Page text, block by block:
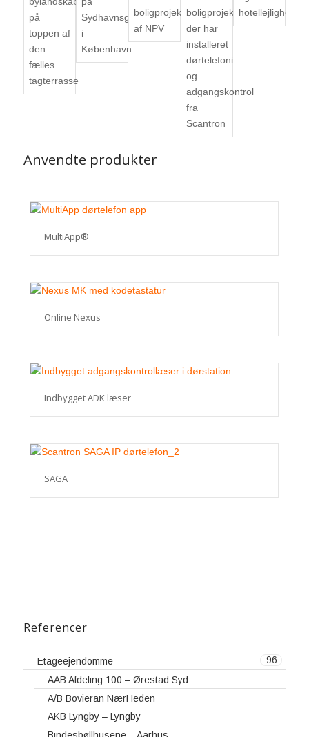
Anvendte produkter
MultiApp®
Online Nexus
Indbygget ADK læser
SAGA
Referencer
96
Etageejendomme
AAB Afdeling 100 – Ørestad Syd
A/B Bovieran NærHeden
AKB Lyngby – Lyngby